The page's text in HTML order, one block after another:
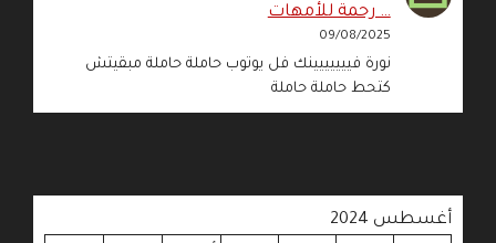
… رحمة للأمهات
09/08/2025
نورة فييييييينك فل يوتوب حاملة حاملة مبقيتش
كتحط حاملة حاملة
أغسطس 2024